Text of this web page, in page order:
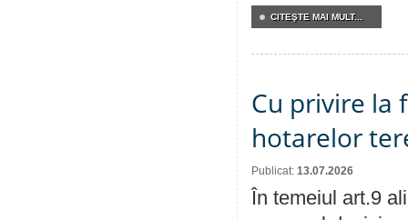
CITEŞTE MAI MULT...
Cu privire la
hotarelor
Publicat: 13.07.2026
În temeiul art.9